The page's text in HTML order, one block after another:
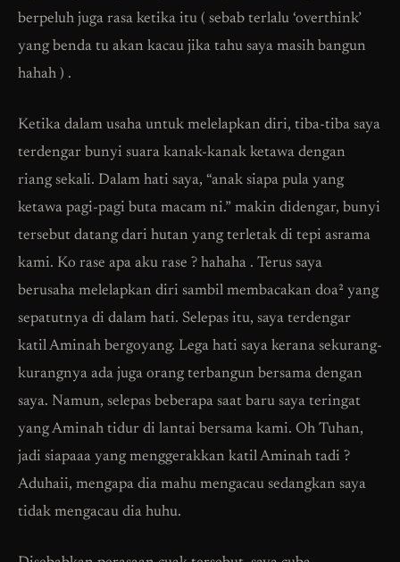
berpeluh juga rasa ketika itu ( sebab terlalu ‘overthink’
yang benda tu akan kacau jika tahu saya masih bangun
hahah ) .
Ketika dalam usaha untuk melelapkan diri, tiba-tiba saya
terdengar bunyi suara kanak-kanak ketawa dengan
riang sekali. Dalam hati saya, “anak siapa pula yang
ketawa pagi-pagi buta macam ni.” makin didengar, bunyi
tersebut datang dari hutan yang terletak di tepi asrama
kami. Ko rase apa aku rase ? hahaha . Terus saya
berusaha melelapkan diri sambil membacakan doa² yang
sepatutnya di dalam hati. Selepas itu, saya terdengar
katil Aminah bergoyang. Lega hati saya kerana sekurang-
kurangnya ada juga orang terbangun bersama dengan
saya. Namun, selepas beberapa saat baru saya teringat
yang Aminah tidur di lantai bersama kami. Oh Tuhan,
jadi siapaaa yang menggerakkan katil Aminah tadi ?
Aduhaii, mengapa dia mahu mengacau sedangkan saya
tidak mengacau dia huhu.